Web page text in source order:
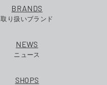
BRANDS
取り扱いブランド
NEWS
ニュース
SHOPS